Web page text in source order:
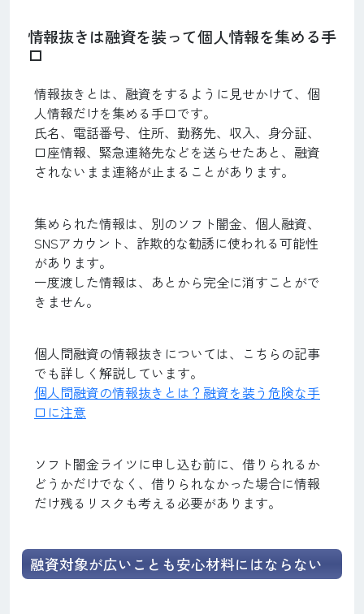
情報抜きは融資を装って個人情報を集める手
口
情報抜きとは、融資をするように見せかけて、個
人情報だけを集める手口です。
氏名、電話番号、住所、勤務先、収入、身分証、
口座情報、緊急連絡先などを送らせたあと、融資
されないまま連絡が止まることがあります。
集められた情報は、別のソフト闇金、個人融資、
SNSアカウント、詐欺的な勧誘に使われる可能性
があります。
一度渡した情報は、あとから完全に消すことがで
きません。
個人間融資の情報抜きについては、こちらの記事
でも詳しく解説しています。
個人間融資の情報抜きとは？融資を装う危険な手
口に注意
ソフト闇金ライツに申し込む前に、借りられるか
どうかだけでなく、借りられなかった場合に情報
だけ残るリスクも考える必要があります。
融資対象が広いことも安心材料にはならない